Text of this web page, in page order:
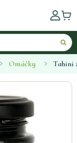
Omáčky Tahini